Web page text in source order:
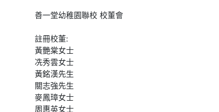
善一堂幼稚園聯校 校董會
註冊校董:
黃艷棠女士
冼秀雲女士
黃銘漢先生
關志強先生
麥鳳璋女士
周惠英女士